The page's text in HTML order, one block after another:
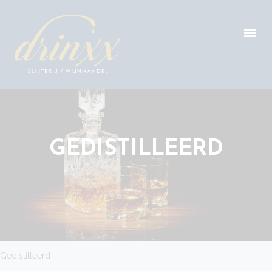
GEDISTILLEERD
Gedistilleerd